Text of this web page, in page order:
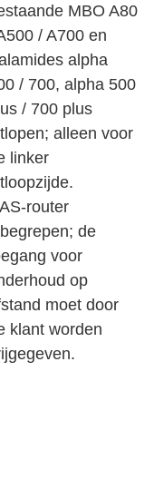
MBO A80
/ A700 en
alpha
/ 700, alpha 500
/ 700 plus
alleen voor
linker
router
de
voor
op
moet door
klant worden